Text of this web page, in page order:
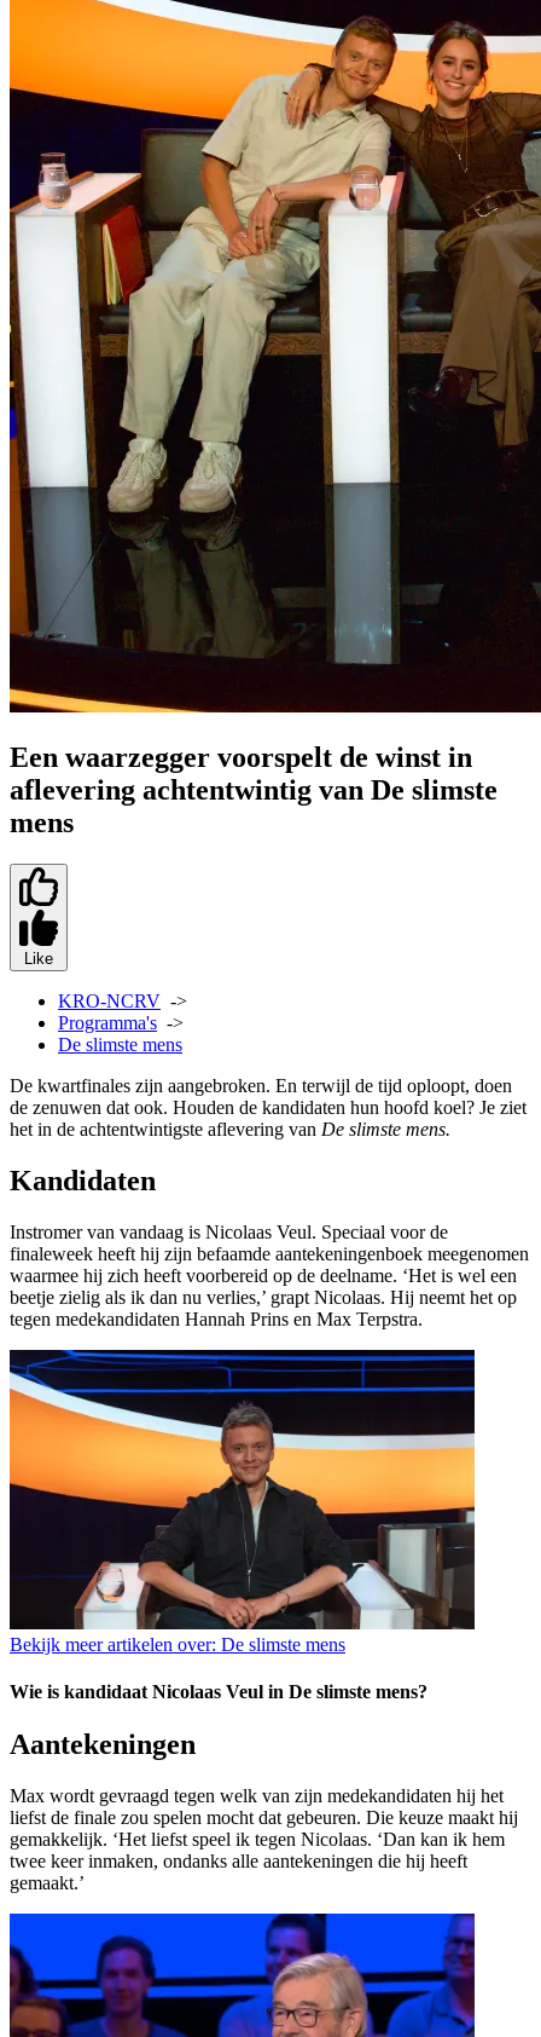
Een waarzegger voorspelt de winst in
aflevering achtentwintig van De slimste
mens
Like
KRO-NCRV ->
Programma's ->
De slimste mens
De kwartfinales zijn aangebroken. En terwijl de tijd oploopt, doen
de zenuwen dat ook. Houden de kandidaten hun hoofd koel? Je ziet
het in de achtentwintigste aflevering van De slimste mens.
Kandidaten
Instromer van vandaag is Nicolaas Veul. Speciaal voor de
finaleweek heeft hij zijn befaamde aantekeningenboek meegenomen
waarmee hij zich heeft voorbereid op de deelname. ‘Het is wel een
beetje zielig als ik dan nu verlies,’ grapt Nicolaas. Hij neemt het op
tegen medekandidaten Hannah Prins en Max Terpstra.
Bekijk meer artikelen over: De slimste mens
Wie is kandidaat Nicolaas Veul in De slimste mens?
Aantekeningen
Max wordt gevraagd tegen welk van zijn medekandidaten hij het
liefst de finale zou spelen mocht dat gebeuren. Die keuze maakt hij
gemakkelijk. ‘Het liefst speel ik tegen Nicolaas. ‘Dan kan ik hem
twee keer inmaken, ondanks alle aantekeningen die hij heeft
gemaakt.’